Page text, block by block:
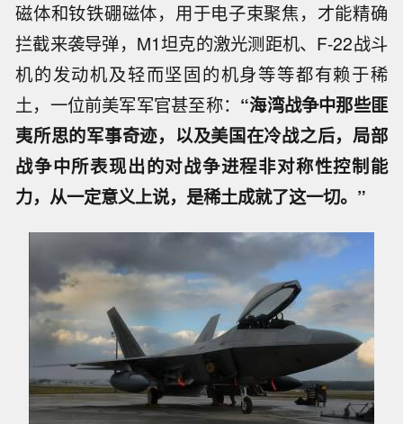
磁体和钕铁硼磁体，用于电子束聚焦，才能精确
拦截来袭导弹，M1坦克的激光测距机、F-22战斗
机的发动机及轻而坚固的机身等等都有赖于稀
土，一位前美军军官甚至称： “海湾战争中那些匪
夷所思的军事奇迹，以及美国在冷战之后，局部
战争中所表现出的对战争进程非对称性控制能
力，从一定意义上说，是稀土成就了这一切。”